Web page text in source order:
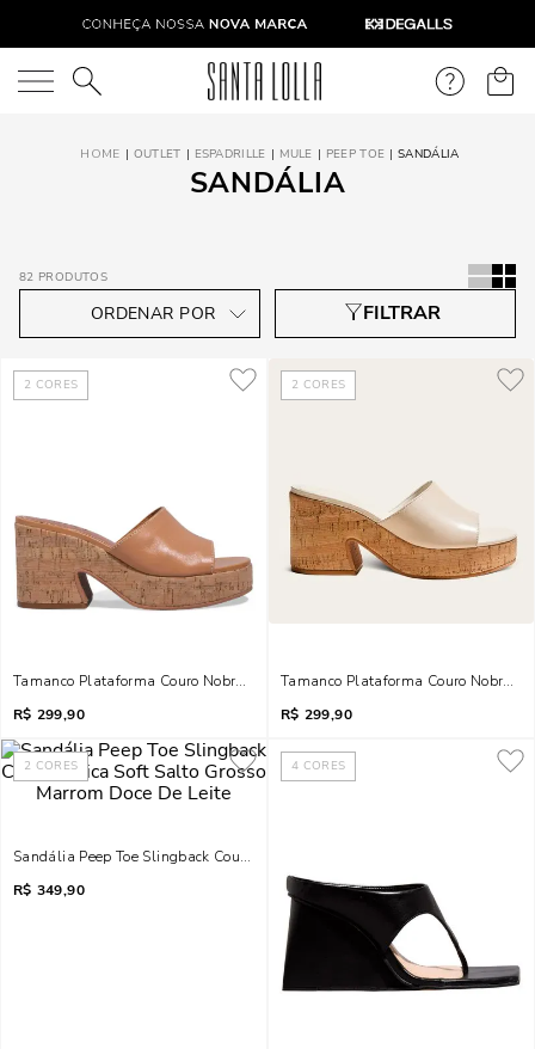
O que você está procurando?
OUTLET ESPADRILLE MULE PEEP TOE SANDÁLIA
SANDÁLIA
82 PRODUTOS
2 CORES
Tamanco Plataforma Couro Nobre Soft Caramelo
R$ 299,90
2 CORES
Tamanco Plataforma Couro Nobre
R$ 299,90
2 CORES
Sandália Peep Toe Slingback Couro Pelica Soft Salto Grosso Marrom Doce
R$ 349,90
4 CORES